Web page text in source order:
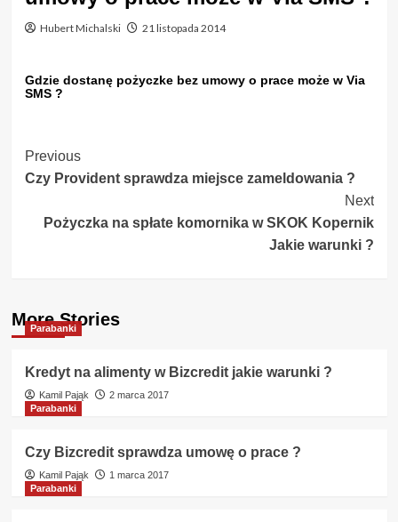
Hubert Michalski 21 listopada 2014
Gdzie dostanę pożyczke bez umowy o prace może w Via
SMS ?
Post
Navigation
Previous
Czy Provident sprawdza miejsce zameldowania ?
Next
Pożyczka na spłate komornika w SKOK Kopernik
Jakie warunki ?
More Stories
Parabanki
Kredyt na alimenty w Bizcredit jakie warunki ?
Kamil Pająk
2 marca 2017
Parabanki
Czy Bizcredit sprawdza umowę o prace ?
Kamil Pająk
1 marca 2017
Parabanki